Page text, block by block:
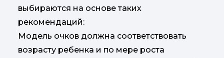
выбираются на основе таких
рекомендаций:
Модель очков должна соответствовать
возрасту ребенка и по мере роста